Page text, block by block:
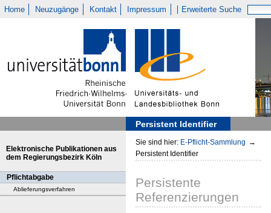
Home Neuzugänge Kontakt Impressum Erweiterte Suche
Persistent Identifier
Elektronische Publikationen aus
dem Regierungsbezirk Köln
Pflichtabgabe
Ablieferungsverfahren
Sie sind hier: E-Pflicht-Sammlung →
Persistent Identifier
Persistente
Referenzierungen